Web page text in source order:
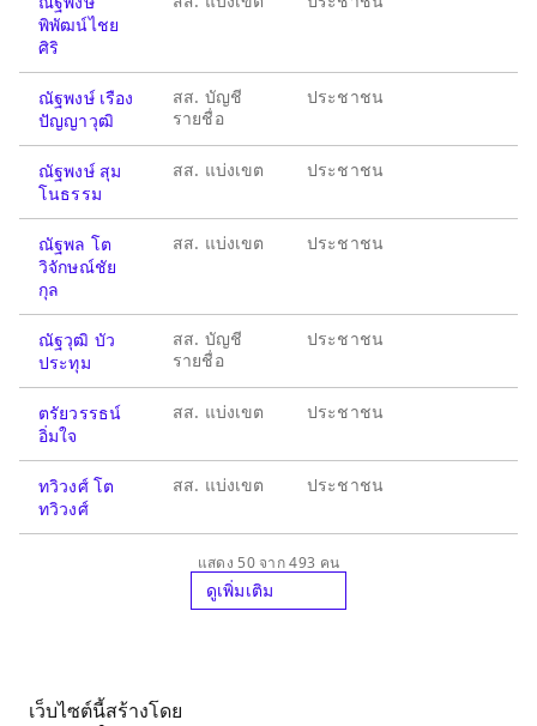
พิพัฒน์ไชย
ศิริ
ณัฐพงษ์ เรือง
ปัญญาวุฒิ
สส. บัญชี
รายชื่อ
ประชาชน
ณัฐพงษ์ สุม
โนธรรม
สส. แบ่งเขต ประชาชน
ณัฐพล โต
วิจักษณ์ชัย
กุล
สส. แบ่งเขต ประชาชน
ณัฐวุฒิ บัว
ประทุม
สส. บัญชี
รายชื่อ
ประชาชน
ตรัยวรรธน์
อิ่มใจ
สส. แบ่งเขต ประชาชน
ทวิวงศ์ โต
ทวิวงศ์
สส. แบ่งเขต ประชาชน
แสดง 50 จาก 493 คน
ดูเพิ่มเติม
เว็บไซต์นี้สร้างโดย